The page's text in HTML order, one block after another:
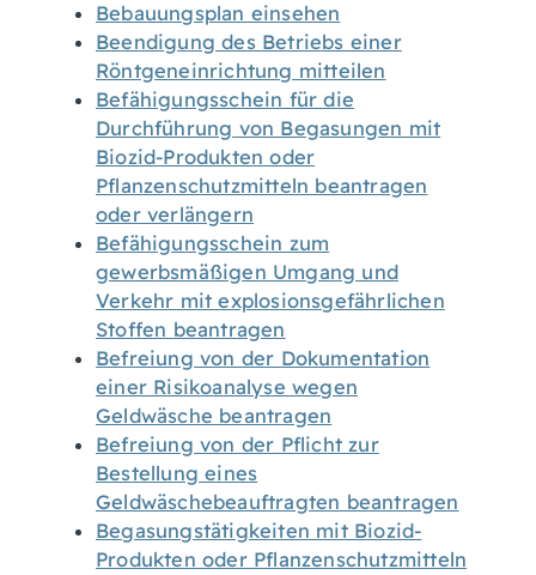
Bebauungsplan einsehen
Beendigung des Betriebs einer
Röntgeneinrichtung mitteilen
Befähigungsschein für die
Durchführung von Begasungen mit
Biozid-Produkten oder
Pflanzenschutzmitteln beantragen
oder verlängern
Befähigungsschein zum
gewerbsmäßigen Umgang und
Verkehr mit explosionsgefährlichen
Stoffen beantragen
Befreiung von der Dokumentation
einer Risikoanalyse wegen
Geldwäsche beantragen
Befreiung von der Pflicht zur
Bestellung eines
Geldwäschebeauftragten beantragen
Begasungstätigkeiten mit Biozid-
Produkten oder Pflanzenschutzmitteln